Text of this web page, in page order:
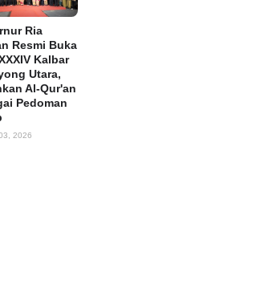
Ria
Resmi Buka
Kalbar
Utara,
Al-Qur'an
Pedoman
2026